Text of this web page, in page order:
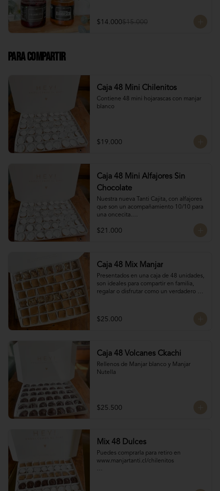
$14.000$15.000
Para Compartir
Caja 48 Mini Chilenitos
Contiene 48 mini hojarascas con manjar
blanco
$19.000
Caja 48 Mini Alfajores Sin
Chocolate
Nuestra nueva Tanti Cajita, con alfajores
que son un acompañamiento 10/10 para
una oncecita.
vainilla con manjar blanco
$21.000
Caja 48 Mix Manjar
Presentados en una caja de 48 unidades,
son ideales para compartir en familia,
regalar o disfrutar como un verdadero
16 Bocados Manjar Nuez Duro
16 Bocados Manjar blanco Duro
$25.000
Caja 48 Volcanes Ckachi
Rellenos de Manjar blanco y Manjar
Nutella
$25.500
Mix 48 Dulces
Puedes comprarla para retiro en
www.manjartanti.cl/chilenitos